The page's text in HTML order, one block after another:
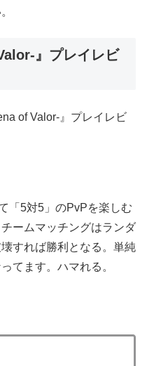
』プレイレビ
of Valor-』プレイレビ
「5対5」のPvPを楽しむ
ームマッチングはランダ
すれば勝利となる。単純
てます。ハマれる。